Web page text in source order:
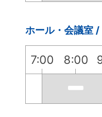
ホール・会議室 /
7:00 8:00